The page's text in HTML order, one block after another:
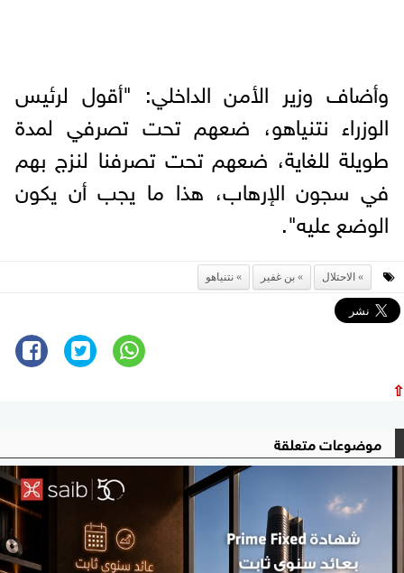
وأضاف وزير الأمن الداخلي: "أقول لرئيس
الوزراء نتنياهو، ضعهم تحت تصرفي لمدة
طويلة للغاية، ضعهم تحت تصرفنا لنزج بهم
في سجون الإرهاب، هذا ما يجب أن يكون
الوضع عليه".
الاحتلال بن غفير نتنياهو
⇧
موضوعات متعلقة